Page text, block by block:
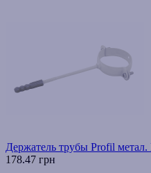
Держатель трубы Profil
178.47 грн